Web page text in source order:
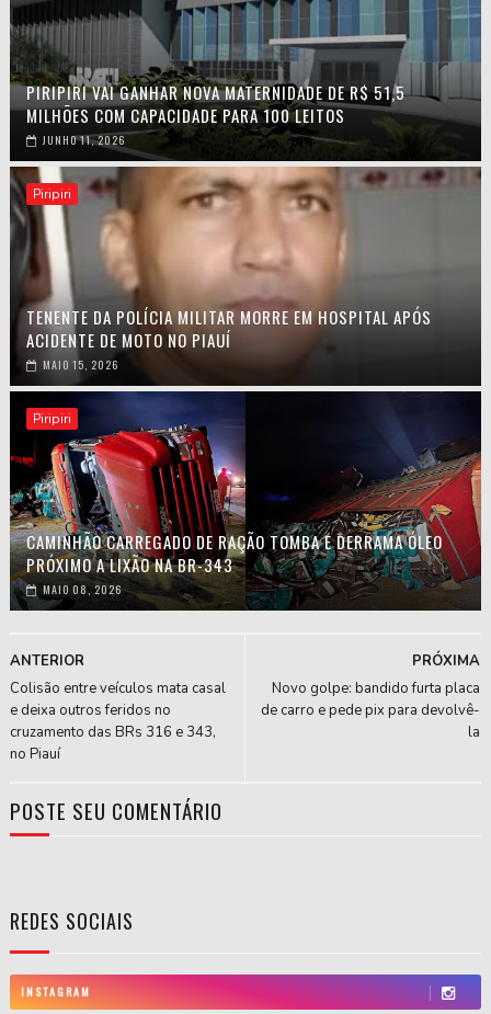
PIRIPIRI VAI GANHAR NOVA MATERNIDADE DE R$ 51,5
MILHÕES COM CAPACIDADE PARA 100 LEITOS
JUNHO 11, 2026
Piripiri
TENENTE DA POLÍCIA MILITAR MORRE EM HOSPITAL APÓS
ACIDENTE DE MOTO NO PIAUÍ
MAIO 15, 2026
Piripiri
CAMINHÃO CARREGADO DE RAÇÃO TOMBA E DERRAMA ÓLEO
PRÓXIMO A LIXÃO NA BR-343
MAIO 08, 2026
PRÓXIMA
Novo golpe: bandido furta placa
de carro e pede pix para devolvê-
la
ANTERIOR
Colisão entre veículos mata casal
e deixa outros feridos no
cruzamento das BRs 316 e 343,
no Piauí
POSTE SEU COMENTÁRIO
REDES SOCIAIS
INSTAGRAM